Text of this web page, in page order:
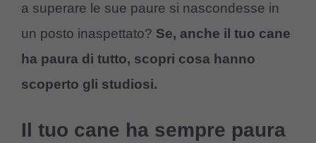
a superare le sue paure si nascondesse in
un posto inaspettato? Se, anche il tuo cane
ha paura di tutto, scopri cosa hanno
scoperto gli studiosi.
Il tuo cane ha sempre paura